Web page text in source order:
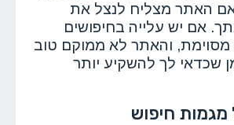
אם האתר מצליח לנצל את
אם יש עלייה בחיפושים
והאתר לא ממוקם טוב
שכדאי לך להשקיע יותר
מגמות חיפוש